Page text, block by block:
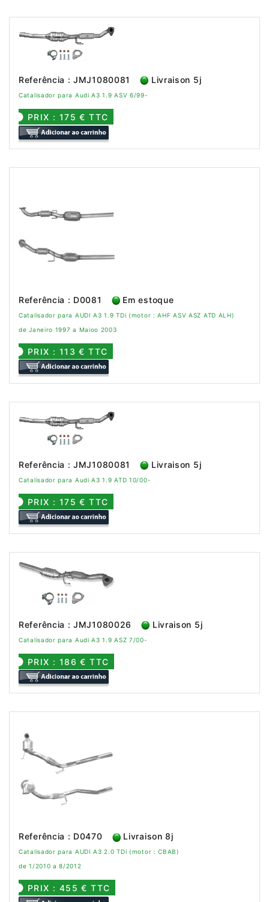
Referência : JMJ1080081 Livraison 5j
Catalisador para Audi A3 1.9 ASV 6/99-
PRIX : 175 € TTC
Referência : D0081 Em estoque
Catalisador para AUDI A3 1.9 TDi (motor : AHF ASV ASZ ATD ALH)
de Janeiro 1997 a Maioo 2003
PRIX : 113 € TTC
Referência : JMJ1080081 Livraison 5j
Catalisador para Audi A3 1.9 ATD 10/00-
PRIX : 175 € TTC
Referência : JMJ1080026 Livraison 5j
Catalisador para Audi A3 1.9 ASZ 7/00-
PRIX : 186 € TTC
Referência : D0470 Livraison 8j
Catalisador para AUDI A3 2.0 TDi (motor : CBAB)
de 1/2010 a 8/2012
PRIX : 455 € TTC